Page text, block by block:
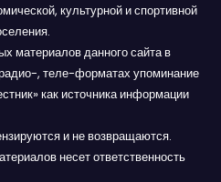
культурной и спортивной
материалов данного сайта в
, теле-форматах упоминание
как источника информации
и не возвращаются.
несет ответственность